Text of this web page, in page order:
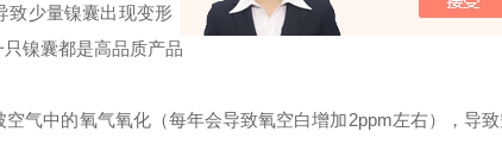
少量镍囊出现变形，漏底，表面光洁度不达标等情况出现
镍囊都是高品质产品
气中的氧气氧化（每年会导致氧空白增加2ppm左右），导